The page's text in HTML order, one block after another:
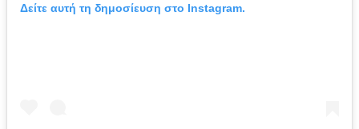
Δείτε αυτή τη δημοσίευση στο Instagram.